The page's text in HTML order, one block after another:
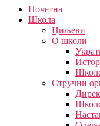
Почетна
Школа
Циљеви
О школи
Стручни